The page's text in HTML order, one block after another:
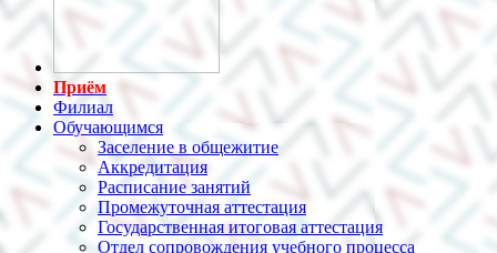
Приём
Филиал
Обучающимся
Заселение в общежитие
Аккредитация
Расписание занятий
Промежуточная аттестация
Государственная итоговая аттестация
Отдел сопровождения учебного процесса